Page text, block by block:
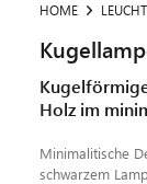
HOME
Holz im
Minimalitische
schwarzem